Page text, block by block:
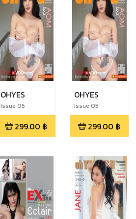
OHYES
Issue 05
299.00 ฿
OHYES
Issue 05
299.00 ฿